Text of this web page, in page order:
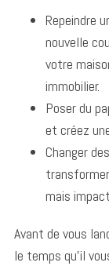
Repeindre
nouvelle
votre
immobilier.
Poser du
et créez
Changer
mais
Avant de vous
le temps qu’il